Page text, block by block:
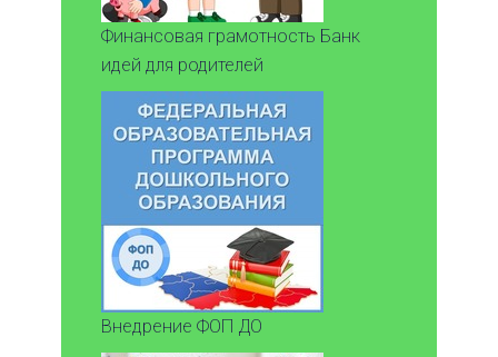
Финансовая грамотность Банк
идей для родителей
Внедрение ФОП ДО